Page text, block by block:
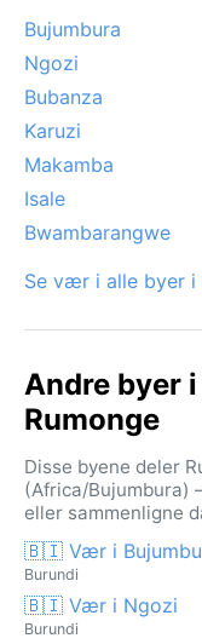
Bujumbura
Ngozi
Bubanza
Karuzi
Makamba
Isale
Bwambarangwe
Se vær i alle byer i
Andre byer
Rumonge
Disse byene deler
(Africa/Bujumbura)
eller sammenligne
🇧🇮 Vær i
Burundi
🇧🇮 Vær i Ngozi
Burundi